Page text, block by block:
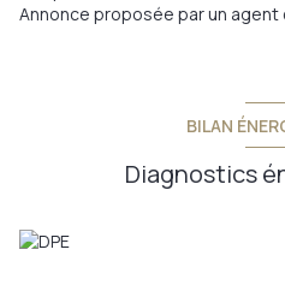
Annonce proposée par un agent
BILAN
Diagnostics